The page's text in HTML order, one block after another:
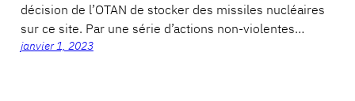
décision de l’OTAN de stocker des missiles nucléaires
sur ce site. Par une série d’actions non-violentes…
janvier 1, 2023